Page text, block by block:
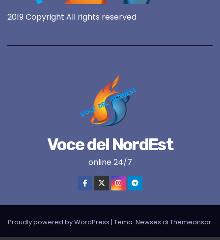
2019 Copyright All rights reserved
Voce del NordEst
online 24/7
Proudly powered by WordPress | Tema: Newses di Themeansar.